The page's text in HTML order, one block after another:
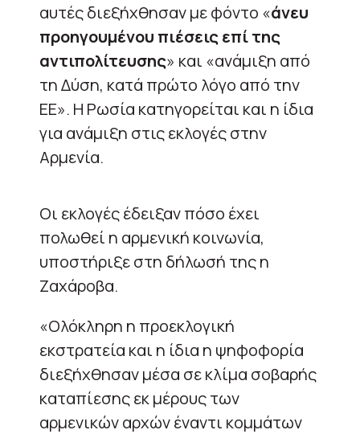
αυτές διεξήχθησαν με φόντο «άνευ
προηγουμένου πιέσεις επί της
αντιπολίτευσης» και «ανάμιξη από
τη Δύση, κατά πρώτο λόγο από την
ΕΕ». Η Ρωσία κατηγορείται και η ίδια
για ανάμιξη στις εκλογές στην
Αρμενία.
Οι εκλογές έδειξαν πόσο έχει
πολωθεί η αρμενική κοινωνία,
υποστήριξε στη δήλωσή της η
Ζαχάροβα.
«Ολόκληρη η προεκλογική
εκστρατεία και η ίδια η ψηφοφορία
διεξήχθησαν μέσα σε κλίμα σοβαρής
καταπίεσης εκ μέρους των
αρμενικών αρχών έναντι κομμάτων